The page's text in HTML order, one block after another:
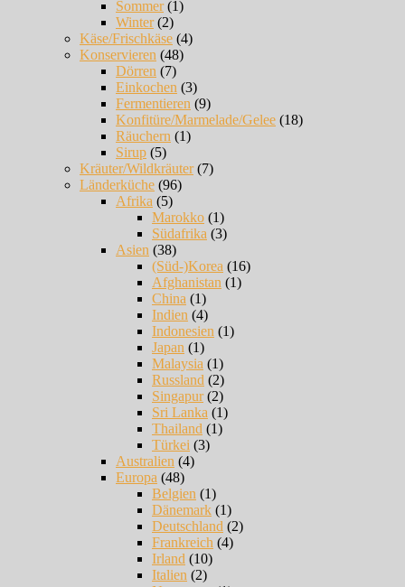
Sommer(1)
Winter(2)
Käse/Frischkäse (4)
Konservieren (48)
Dörren (7)
Einkochen (3)
Fermentieren (9)
Konfitüre/Marmelade/Gelee (18)
Räuchern (1)
Sirup (5)
Kräuter/Wildkräuter(7)
Länderküche (96)
Afrika (5)
Marokko (1)
Südafrika (3)
Asien (38)
(Süd-)Korea (16)
Afghanistan (1)
China (1)
Indien (4)
Indonesien (1)
Japan (1)
Malaysia (1)
Russland (2)
Singapur(2)
Sri Lanka (1)
Thailand (1)
Türkei (3)
Australien (4)
Europa (48)
Belgien (1)
Dänemark (1)
Deutschland (2)
Frankreich (4)
Irland (10)
Italien (2)